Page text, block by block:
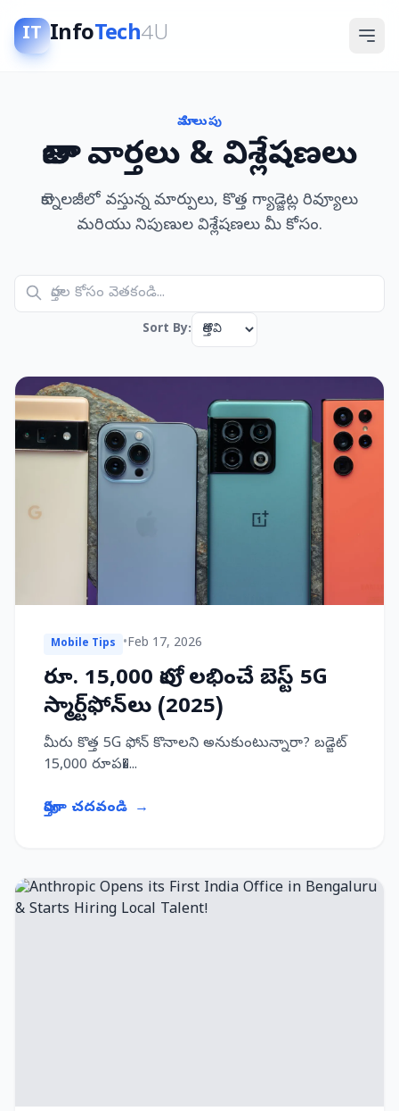
IT InfoTech4U
మా పిలుపు
తాజా వార్తలు & విశ్లేషణలు
టెక్నాలజీలో వస్తున్న మార్పులు, కొత్త గ్యాడ్జెట్ల రివ్యూలు
మరియు నిపుణుల విశ్లేషణలు మీ కోసం.
Sort By:
Mobile Tips •Feb 17, 2026
రూ. 15,000 లోపు లభించే బెస్ట్ 5G
స్మార్ట్‌ఫోన్‌లు (2025)
మీరు కొత్త 5G ఫోన్ కొనాలని అనుకుంటున్నారా? బడ్జెట్
15,000 రూప�...
పూర్తిగా చదవండి →